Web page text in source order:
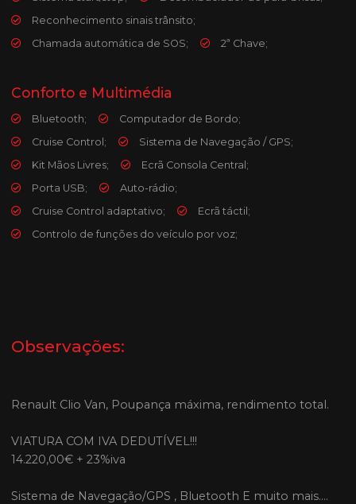
Reconhecimento sinais trânsito;
Chamada automática de SOS;
2ª Chave;
Conforto e Multimédia
Bluetooth;
Computador de Bordo;
Cruise Control;
Sistema de Navegação / GPS;
Kit Mãos Livres;
Ecrã Consola Central;
Porta USB;
Auto-rádio;
Cruise Control adaptativo;
Ecrã táctil;
Controlo de funções do veículo por voz;
Observações:
Renault Clio Van, Poupança máxima, rendimento total.
VIATURA COM IVA DEDUTÍVEL!!!
14.220,00€ + 23%iva
Sistema de Navegação/GPS , Bluetooth E muito mais....